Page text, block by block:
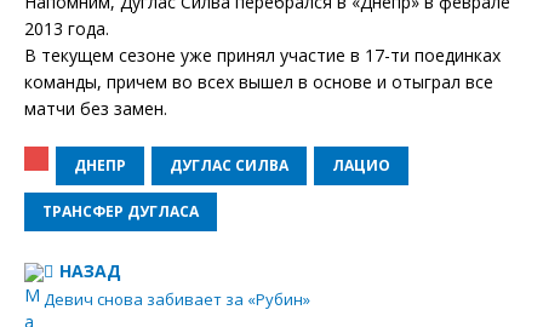
2013 года.
В текущем сезоне уже принял участие в 17-ти поединках
команды, причем во всех вышел в основе и отыграл все
матчи без замен.
ДНЕПР ДУГЛАС СИЛВА ЛАЦИО
ТРАНСФЕР ДУГЛАСА
НАЗАД
Девич снова забивает за «Рубин»